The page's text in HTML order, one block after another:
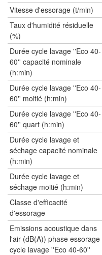
Vitesse d'essorage (t/min)
Taux d'humidité résiduelle
(%)
Durée cycle lavage ''Eco 40-
60'' capacité nominale
(h:min)
Durée cycle lavage ''Eco 40-
60'' moitié (h:min)
Durée cycle lavage ''Eco 40-
60'' quart (h:min)
Durée cycle lavage et
séchage capacité nominale
(h:min)
Durée cycle lavage et
séchage moitié (h:min)
Classe d'efficacité
d'essorage
Emissions acoustique dans
l'air (dB(A)) phase essorage
cycle lavage ''Eco 40-60''